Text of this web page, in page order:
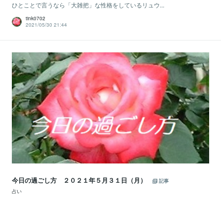
ひとことで言うなら「大雑把」な性格をしているリュウ...
tink0702
2021/05/30 21:44
今日の過ごし方 ２０２１年５月３１日（月）
記事
占い